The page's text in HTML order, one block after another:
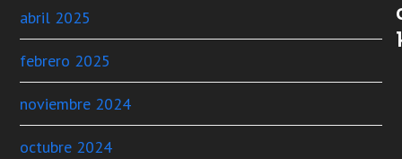
abril 2025
febrero 2025
noviembre 2024
octubre 2024